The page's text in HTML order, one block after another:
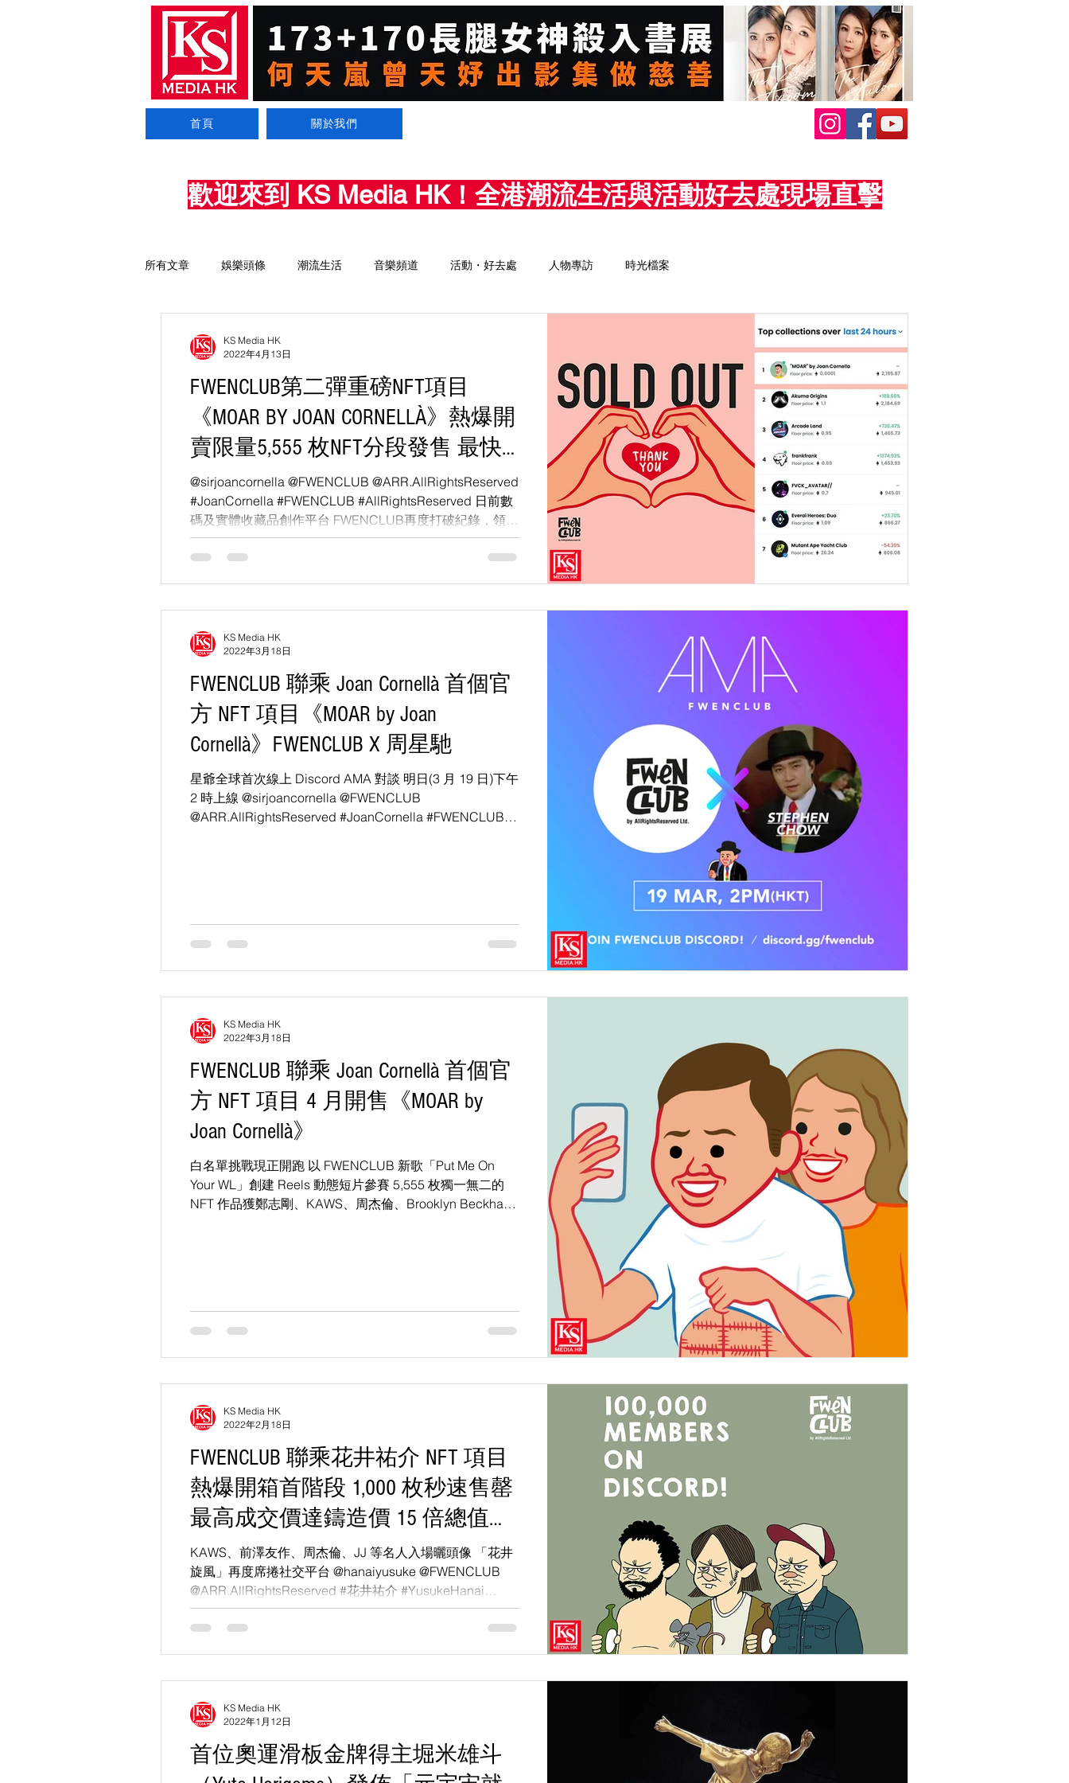
首頁 關於我們
歡迎來到 KS Media HK！全港潮流生活與活動好去處現場直擊
所有文章 娛樂頭條 潮流生活 音樂頻道 活動・好去處 人物專訪 時光檔案
FWENCLUB第⼆彈重磅NFT項⽬
《MOAR BY JOAN CORNELLÀ》熱爆開
賣限量5,555 枚NFT分段發售 最快
以2分鐘極速售罄開售2⼩時即登
OpenSea成交量榜⾸
@sirjoancornella @FWENCLUB @ARR.AllRightsReserved
#JoanCornella #FWENCLUB #AllRightsReserved 日前數
碼及實體收藏品創作平台 FWENCLUB再度打破紀錄，領先
亞洲數碼藝術創作！第⼆彈...
KS Media HK
2022年4月13日
FWENCLUB 聯乘 Joan Cornellà 首個官
方 NFT 項目《MOAR by Joan
Cornellà》FWENCLUB X 周星馳
星爺全球首次線上 Discord AMA 對談 明日(3 月 19 日)下午
2 時上線 @sirjoancornella @FWENCLUB
@ARR.AllRightsReserved #JoanCornella #FWENCLUB
KS Media HK
2022年3月18日
FWENCLUB 聯乘 Joan Cornellà 首個官
方 NFT 項目 4 月開售《MOAR by
Joan Cornellà》
白名單挑戰現正開跑 以 FWENCLUB 新歌「Put Me On
Your WL」創建 Reels 動態短片參賽 5,555 枚獨一無二的
NFT 作品獲鄭志剛、KAWS、周杰倫、Brooklyn Beckham
KS Media HK
2022年3月18日
FWENCLUB 聯乘花井祐介 NFT 項目
熱爆開箱首階段 1,000 枚秒速售罄
最高成交價達鑄造價 15 倍總值可
達約 1.4 億港元
KAWS、前澤友作、周杰倫、JJ 等名人入場曬頭像 「花井
旋風」再度席捲社交平台 @hanaiyusuke @FWENCLUB
@ARR.AllRightsReserved #花井祐介 #YusukeHanai
#FWENCLUB #AllRightsReserved...
KS Media HK
2022年2月18日
首位奧運滑板金牌得主堀米雄斗
KS Media HK
2022年1月12日